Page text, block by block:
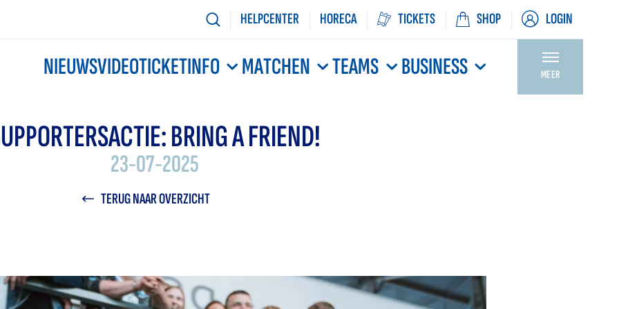
HELPCENTER HORECA TICKETS SHOP LOGIN
NIEUWSVIDEOTICKETINFO MATCHEN TEAMS BUSINESS MEER
BRING A FRIEND!
23-07-2025
TERUG NAAR OVERZICHT